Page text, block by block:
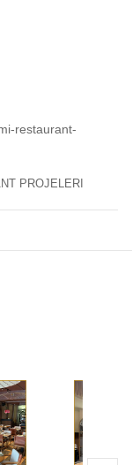
restaurant-
PROJELERI